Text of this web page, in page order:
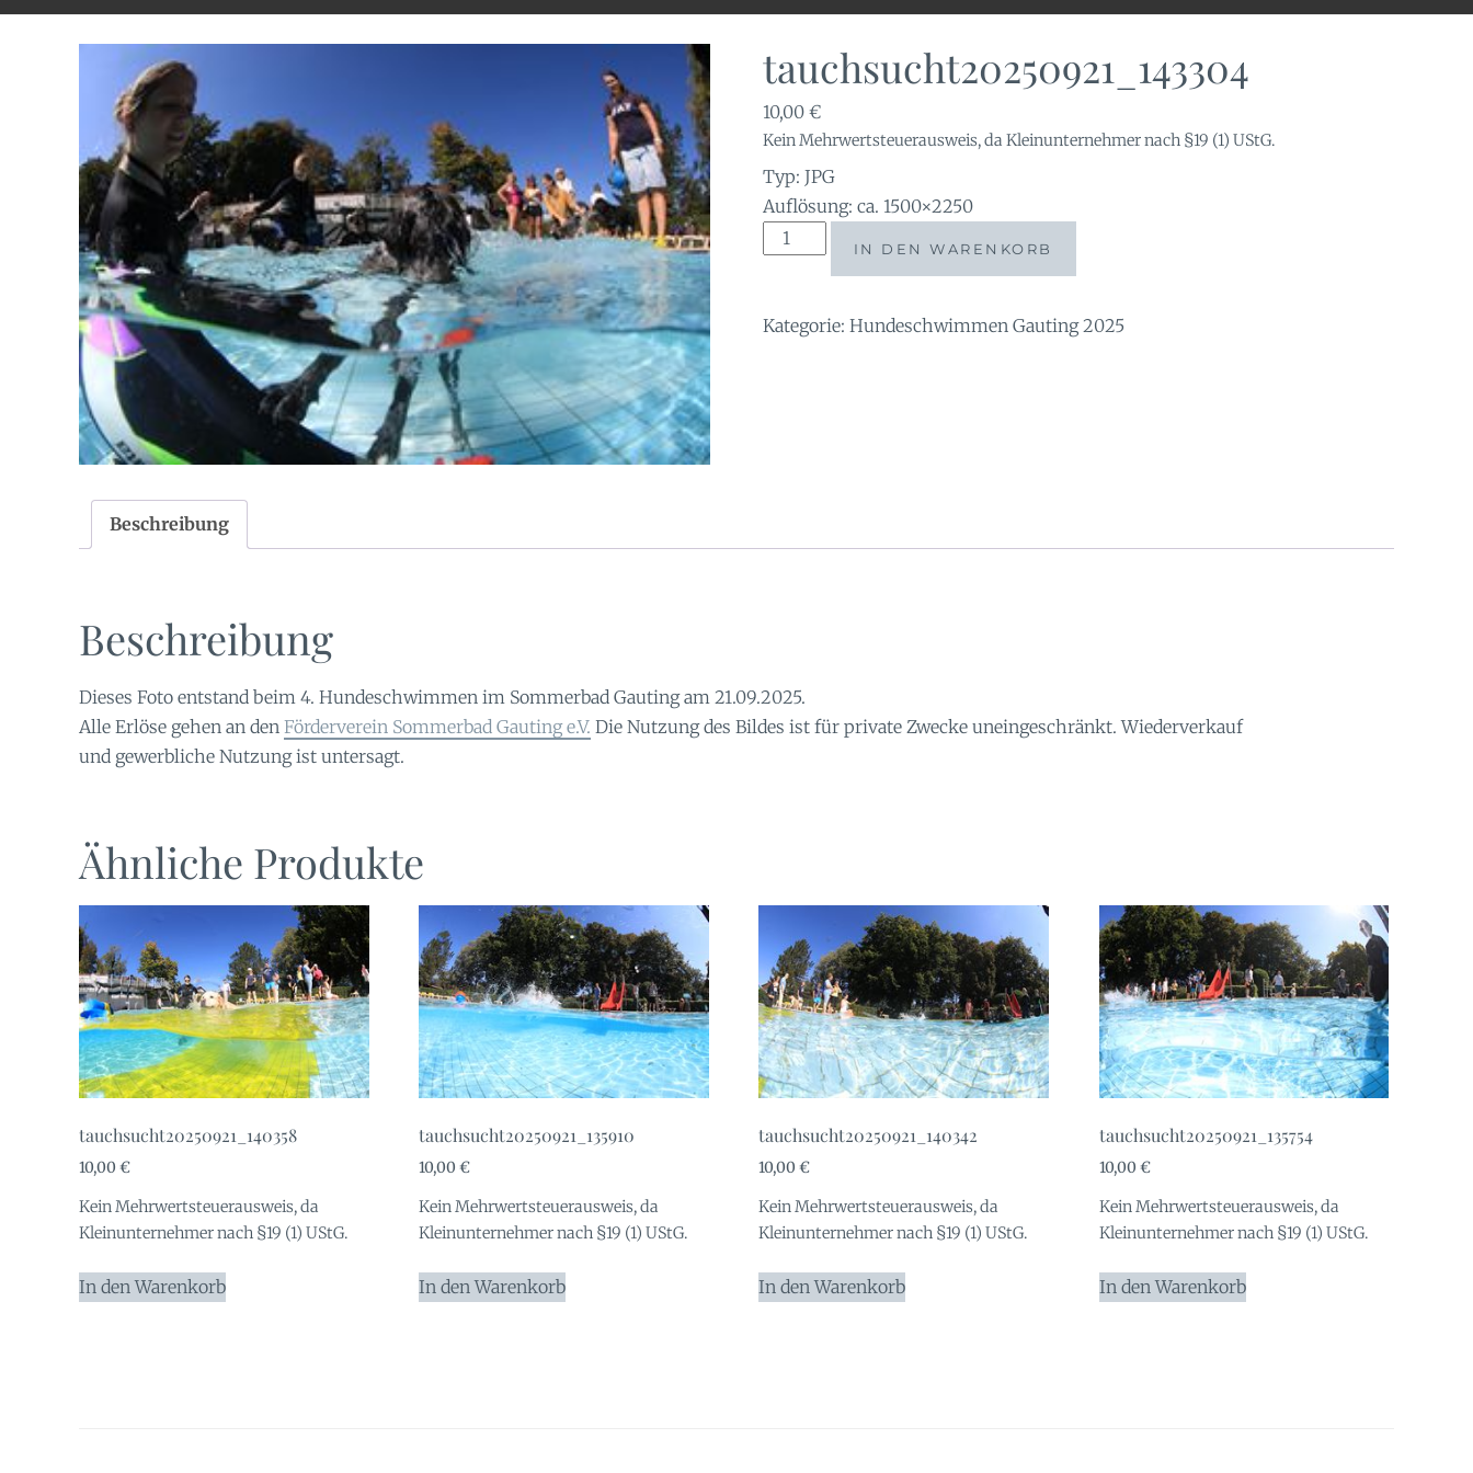
tauchsucht20250921_143304
10,00 €
Kein Mehrwertsteuerausweis, da Kleinunternehmer nach §19 (1) UStG.
Typ: JPG
Auflösung: ca. 1500×2250
tauchsucht20250921_143304
IN DEN WARENKORB
Kategorie: Hundeschwimmen Gauting 2025
Beschreibung
Beschreibung
Dieses Foto entstand beim 4. Hundeschwimmen im Sommerbad Gauting am 21.09.2025.
Alle Erlöse gehen an den Förderverein Sommerbad Gauting e.V. Die Nutzung des Bildes ist für private Zwecke uneingeschränkt. Wiederverkauf
und gewerbliche Nutzung ist untersagt.
Ähnliche Produkte
tauchsucht20250921_140358
10,00 €
Kein Mehrwertsteuerausweis, da
Kleinunternehmer nach §19 (1) UStG.
In den Warenkorb
tauchsucht20250921_135910
10,00€
Kein Mehrwertsteuerausweis, da
Kleinunternehmer nach §19 (1) UStG.
In den Warenkorb
tauchsucht20250921_140342
10,00€
Kein Mehrwertsteuerausweis, da
Kleinunternehmer nach §19 (1) UStG.
In den Warenkorb
tauchsucht20250921_135754
10,00 €
Kein Mehrwertsteuerausweis, da
Kleinunternehmer nach §19 (1) UStG.
In den Warenkorb